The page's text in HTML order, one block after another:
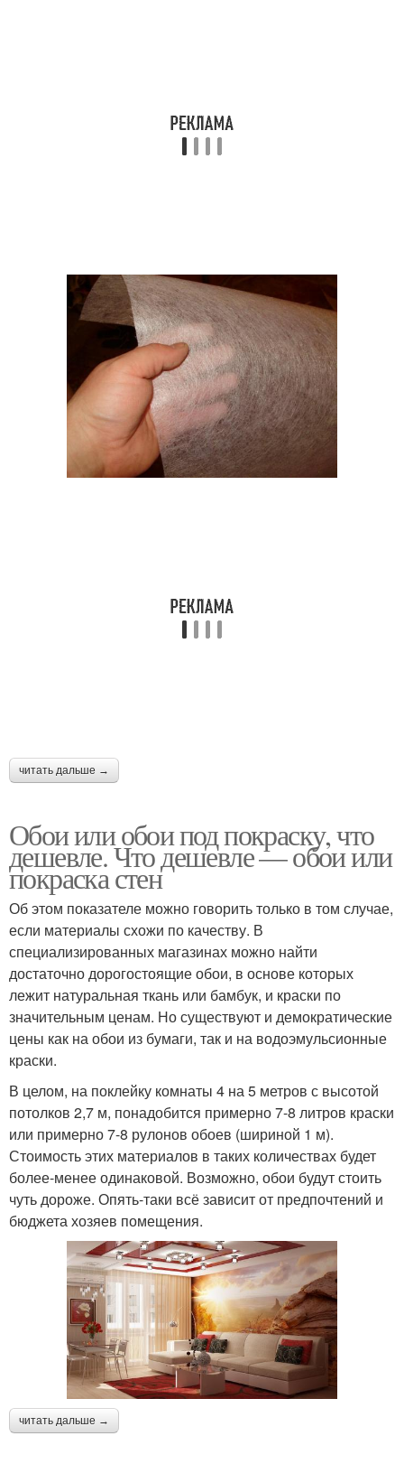
читать дальше →
Обои или обои под покраску, что
дешевле. Что дешевле — обои или
покраска стен
Об этом показателе можно говорить только в том случае,
если материалы схожи по качеству. В
специализированных магазинах можно найти
достаточно дорогостоящие обои, в основе которых
лежит натуральная ткань или бамбук, и краски по
значительным ценам. Но существуют и демократические
цены как на обои из бумаги, так и на водоэмульсионные
краски.
В целом, на поклейку комнаты 4 на 5 метров с высотой
потолков 2,7 м, понадобится примерно 7-8 литров краски
или примерно 7-8 рулонов обоев (шириной 1 м).
Стоимость этих материалов в таких количествах будет
более-менее одинаковой. Возможно, обои будут стоить
чуть дороже. Опять-таки всё зависит от предпочтений и
бюджета хозяев помещения.
читать дальше →